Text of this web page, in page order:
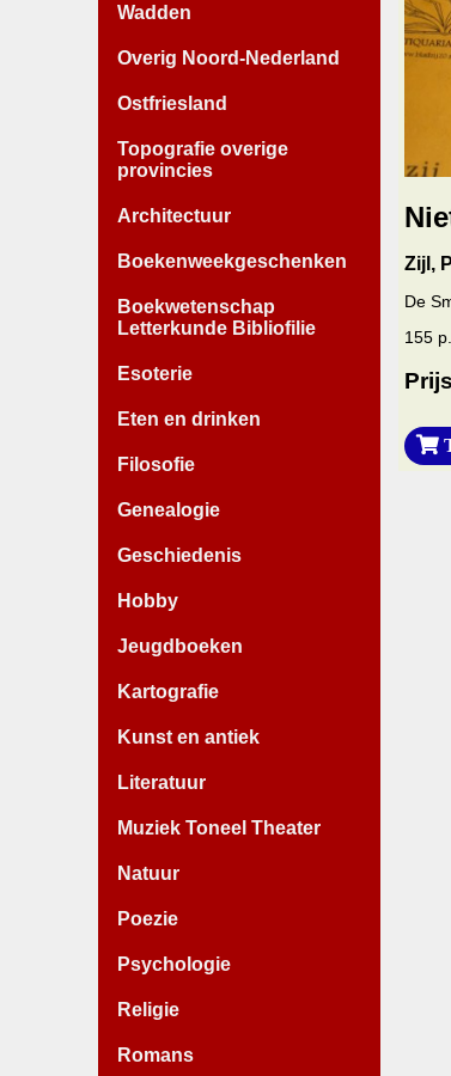
Wadden
Overig Noord-Nederland
Ostfriesland
Topografie overige
provincies
Architectuur
Boekenweekgeschenken
Boekwetenschap
Letterkunde Bibliofilie
Esoterie
Eten en drinken
Filosofie
Genealogie
Geschiedenis
Hobby
Jeugdboeken
Kartografie
Kunst en antiek
Literatuur
Muziek Toneel Theater
Natuur
Poezie
Psychologie
Religie
Romans
Zijl,
De
155